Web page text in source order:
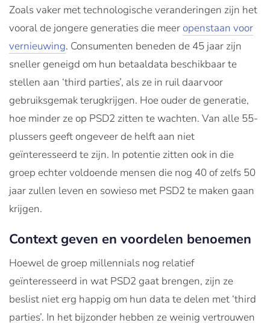
Zoals vaker met technologische veranderingen zijn het
vooral de jongere generaties die meeropenstaan voor
vernieuwing. Consumenten beneden de 45 jaar zijn
sneller geneigd om hun betaaldata beschikbaar te
stellen aan ‘third parties’, als ze in ruil daarvoor
gebruiksgemak terugkrijgen. Hoe ouder de generatie,
hoe minder ze op PSD2 zitten te wachten. Van alle 55-
plussers geeft ongeveer de helft aan niet
geïnteresseerd te zijn. In potentie zitten ook in die
groep echter voldoende mensen die nog 40 of zelfs 50
jaar zullen leven en sowieso met PSD2 te maken gaan
krijgen.
Context geven en voordelen benoemen
Hoewel de groep millennials nog relatief
geïnteresseerd in wat PSD2 gaat brengen, zijn ze
beslist niet erg happig om hun data te delen met ‘third
parties’. In het bijzonder hebben ze weinig vertrouwen